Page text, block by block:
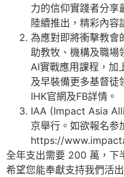
力的信仰實踐者分享
陸續推出，精彩內容
為應對即將衝擊教會
助教牧、機構及職場
AI實戰應用課程，加
及早裝備更多基督徒
IHK官網及FB詳情。
IAA (Impact Asia
京舉行。如欲報名参
https://
全年支出需要 200 萬，下
希望您能奉獻支持我們活